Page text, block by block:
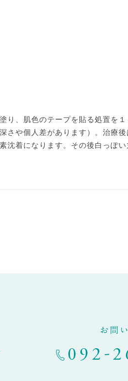
り、肌色のテープを貼る処置を
さや個人差があります）。治療
沈着になります。その後白っぽい
お問